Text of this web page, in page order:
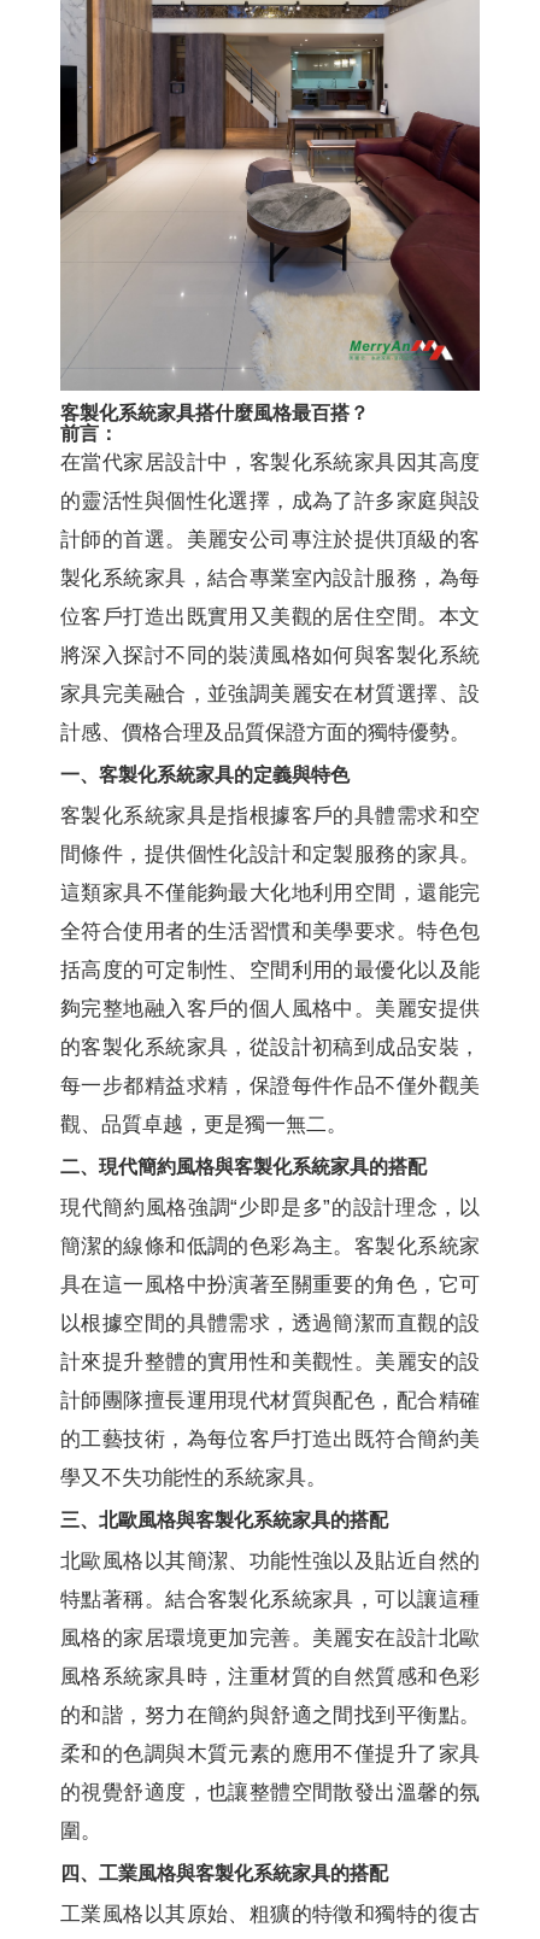
客製化系統家具搭什麼風格最百搭？
前言：
在當代家居設計中，客製化系統家具因其高度
的靈活性與個性化選擇，成為了許多家庭與設
計師的首選。美麗安公司專注於提供頂級的客
製化系統家具，結合專業室內設計服務，為每
位客戶打造出既實用又美觀的居住空間。本文
將深入探討不同的裝潢風格如何與客製化系統
家具完美融合，並強調美麗安在材質選擇、設
計感、價格合理及品質保證方面的獨特優勢。
一、客製化系統家具的定義與特色
客製化系統家具是指根據客戶的具體需求和空
間條件，提供個性化設計和定製服務的家具。
這類家具不僅能夠最大化地利用空間，還能完
全符合使用者的生活習慣和美學要求。特色包
括高度的可定制性、空間利用的最優化以及能
夠完整地融入客戶的個人風格中。美麗安提供
的客製化系統家具，從設計初稿到成品安裝，
每一步都精益求精，保證每件作品不僅外觀美
觀、品質卓越，更是獨一無二。
二、現代簡約風格與客製化系統家具的搭配
現代簡約風格強調“少即是多”的設計理念，以
簡潔的線條和低調的色彩為主。客製化系統家
具在這一風格中扮演著至關重要的角色，它可
以根據空間的具體需求，透過簡潔而直觀的設
計來提升整體的實用性和美觀性。美麗安的設
計師團隊擅長運用現代材質與配色，配合精確
的工藝技術，為每位客戶打造出既符合簡約美
學又不失功能性的系統家具。
三、北歐風格與客製化系統家具的搭配
北歐風格以其簡潔、功能性強以及貼近自然的
特點著稱。結合客製化系統家具，可以讓這種
風格的家居環境更加完善。美麗安在設計北歐
風格系統家具時，注重材質的自然質感和色彩
的和諧，努力在簡約與舒適之間找到平衡點。
柔和的色調與木質元素的應用不僅提升了家具
的視覺舒適度，也讓整體空間散發出溫馨的氛
圍。
四、工業風格與客製化系統家具的搭配
工業風格以其原始、粗獷的特徵和獨特的復古